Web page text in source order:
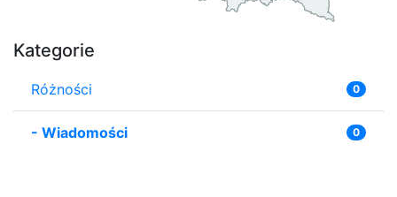
Kategorie
Różności 0
- Wiadomości 0